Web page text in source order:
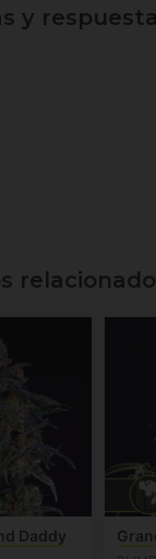
y
Daddy